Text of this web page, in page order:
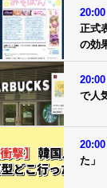
正式
の効
で人
た」